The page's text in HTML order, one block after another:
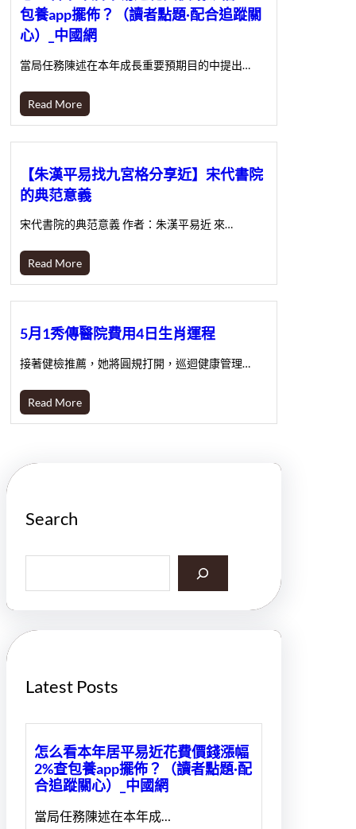
包養app擺佈？（讀者點題·配合追蹤關
心）_中國網
當局任務陳述在本年成長重要預期目的中提出…
Read More
【朱漢平易找九宮格分享近】宋代書院
的典范意義
宋代書院的典范意義 作者：朱漢平易近 來…
Read More
5月1秀傳醫院費用4日生肖運程
接著健檢推薦，她將圓規打開，巡迴健康管理…
Read More
Search
a
h
Latest Posts
怎么看本年居平易近花費價錢漲幅
2%查包養app擺佈？（讀者點題·配
合追蹤關心）_中國網
當局任務陳述在本年成…